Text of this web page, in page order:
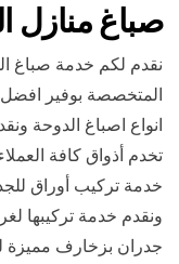
صباغ منازل
نقدم لكم خدمة صباغ
المتخصصة بوفير افضل
انواع اصباغ الدوحة
تخدم أذواق كافة
خدمة تركيب أوراق
ونقدم خدمة تركيبها
جدران بزخارف مميزة